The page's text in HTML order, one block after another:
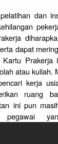
dan
dapat
atau kuliah.
kerja
ruang
ini pun